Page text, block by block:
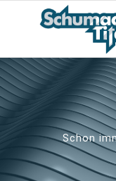
Schon